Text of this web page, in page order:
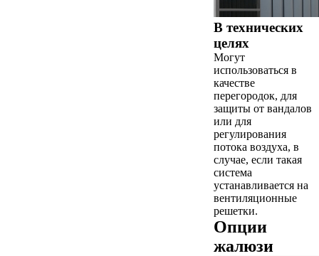
В технических
целях
Могут
использоваться в
качестве
перегородок, для
защиты от вандалов
или для
регулирования
потока воздуха, в
случае, если такая
система
устанавливается на
вентиляционные
решетки.
Опции
жалюзи